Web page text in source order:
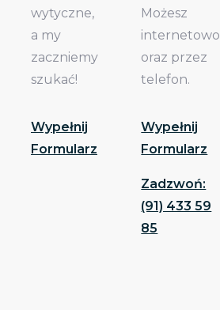
wytyczne,
a my
zaczniemy
szukać!
Wypełnij
Formularz
Możesz
internetowo
oraz przez
telefon.
Wypełnij
Formularz
Zadzwoń:
(91) 433 59
85